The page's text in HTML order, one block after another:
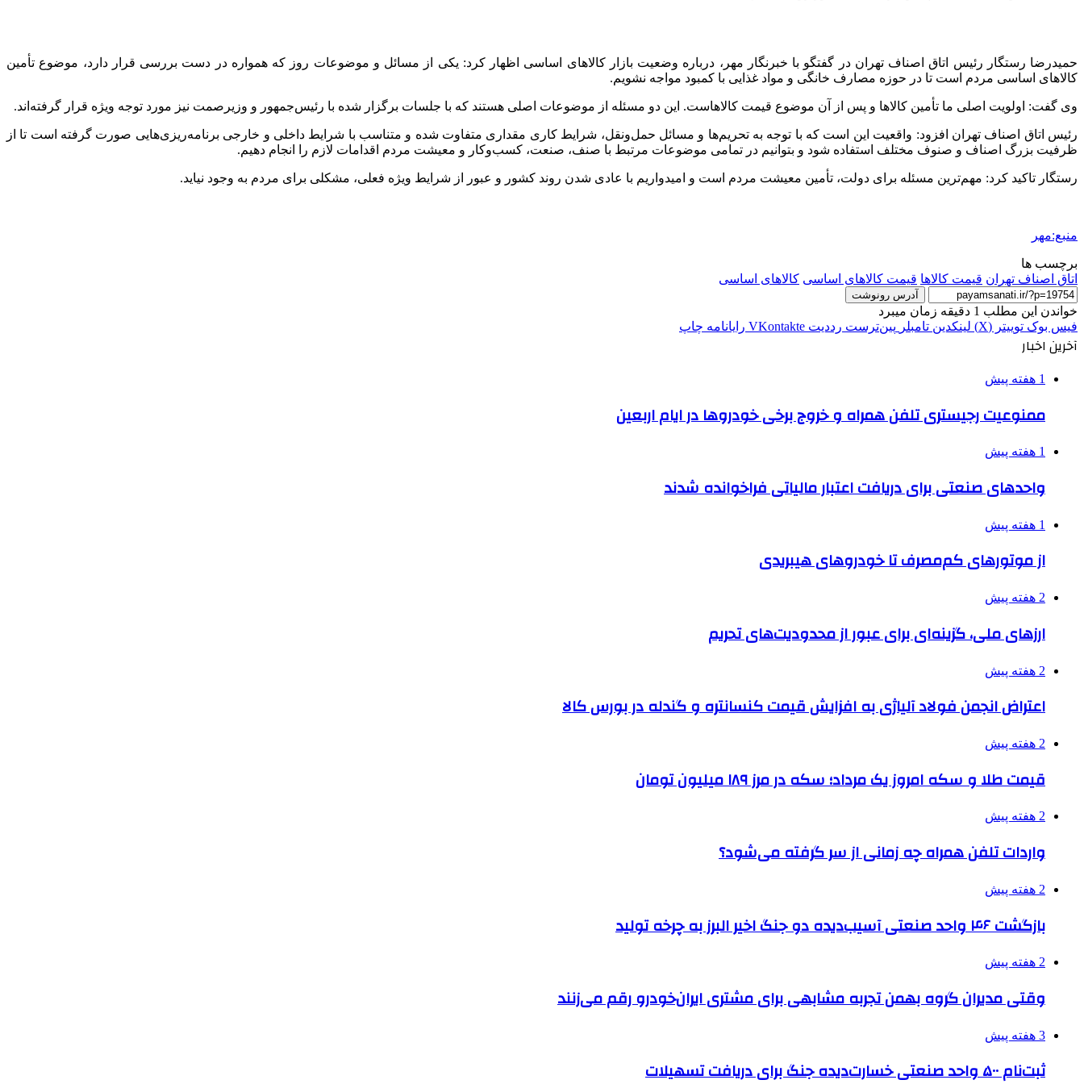
حمیدرضا رستگار رئیس اتاق اصناف تهران در گفتگو با خبرنگار مهر، درباره وضعیت بازار کالاهای اساسی اظهار کرد: یکی از مسائل و موضوعات روز که همواره در دست بررسی قرار دارد، موضوع تأمین
کالاهای اساسی مردم است تا در حوزه مصارف خانگی و مواد غذایی با کمبود مواجه نشویم.
وی گفت: اولویت اصلی ما تأمین کالاها و پس از آن موضوع قیمت کالاهاست. این دو مسئله از موضوعات اصلی هستند که با جلسات برگزار شده با رئیس‌جمهور و وزیرصمت نیز مورد توجه ویژه قرار گرفته‌اند.
رئیس اتاق اصناف تهران افزود: واقعیت این است که با توجه به تحریم‌ها و مسائل حمل‌ونقل، شرایط کاری مقداری متفاوت شده و متناسب با شرایط داخلی و خارجی برنامه‌ریزی‌هایی صورت گرفته است تا از
ظرفیت بزرگ اصناف و صنوف مختلف استفاده شود و بتوانیم در تمامی موضوعات مرتبط با صنف، صنعت، کسب‌وکار و معیشت مردم اقدامات لازم را انجام دهیم.
رستگار تاکید کرد: مهم‌ترین مسئله برای دولت، تأمین معیشت مردم است و امیدواریم با عادی شدن روند کشور و عبور از شرایط ویژه فعلی، مشکلی برای مردم به وجود نیاید.
منبع:مهر
برچسب ها
اتاق اصناف تهران قیمت کالاها قیمت کالاهای اساسی کالاهای اساسی
آدرس رونوشت
خواندن این مطلب 1 دقیقه زمان میبرد
فیس بوک توییتر (X) لینکدین ‫تامبلر ‫پین‌ترست ‫رددیت ‫VKontakte رایانامه چاپ
آخرین اخبار
1 هفته پیش
ممنوعیت رجیستری تلفن همراه و خروج برخی خودروها در ایام اربعین
1 هفته پیش
واحدهای صنعتی برای دریافت اعتبار مالیاتی فراخوانده شدند
1 هفته پیش
از موتورهای کم‌مصرف تا خودروهای هیبریدی
2 هفته پیش
ارزهای ملی، گزینه‌ای برای عبور از محدودیت‌های تحریم
2 هفته پیش
اعتراض انجمن فولاد آلیاژی به افزایش قیمت کنسانتره و گندله در بورس کالا
2 هفته پیش
قیمت طلا و سکه امروز یک مرداد؛ سکه در مرز ۱۸۹ میلیون تومان
2 هفته پیش
واردات تلفن همراه چه زمانی از سر گرفته می‌شود؟
2 هفته پیش
بازگشت ۴۶ واحد صنعتی آسیب‌دیده دو جنگ اخیر البرز به چرخه تولید
2 هفته پیش
وقتی مدیران گروه بهمن تجربه مشابهی برای مشتری ایران‌خودرو رقم می‌زنند
3 هفته پیش
ثبت‌نام ۵۰۰ واحد صنعتی خسارت‌دیده جنگ برای دریافت تسهیلات